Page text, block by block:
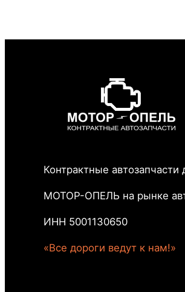
Контрактные
МОТОР-ОПЕЛЬ на рынке
ИНН 5001130650
«Все дороги ведут к нам!»